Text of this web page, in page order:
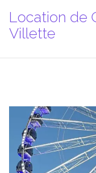
au
contenu
Location de
Villette